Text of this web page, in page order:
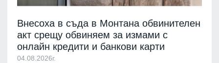
Внесоха в съда в Монтана обвинителен
акт срещу обвиняем за измами с
онлайн кредити и банкови карти
04.08.2026г.